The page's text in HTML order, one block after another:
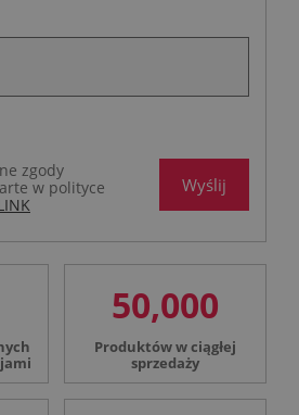
zgody
w polityce
Wyślij
50,000
Produktów w ciągłej
sprzedaży